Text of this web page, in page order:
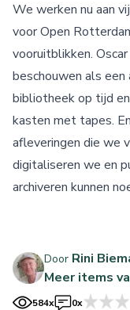
We werken nu aan
voor Open
vooruitblikken.
beschouwen als een
bibliotheek op tijd
kasten met tapes.
afleveringen die we
digitaliseren we en
archiveren kunnen
Door Rini
Meer items
584x 0x